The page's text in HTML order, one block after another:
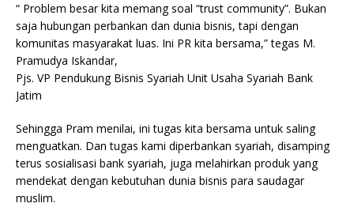
“ Problem besar kita memang soal “trust community”. Bukan
saja hubungan perbankan dan dunia bisnis, tapi dengan
komunitas masyarakat luas. Ini PR kita bersama,” tegas M.
Pramudya Iskandar,
Pjs. VP Pendukung Bisnis Syariah Unit Usaha Syariah Bank
Jatim
Sehingga Pram menilai, ini tugas kita bersama untuk saling
menguatkan. Dan tugas kami diperbankan syariah, disamping
terus sosialisasi bank syariah, juga melahirkan produk yang
mendekat dengan kebutuhan dunia bisnis para saudagar
muslim.